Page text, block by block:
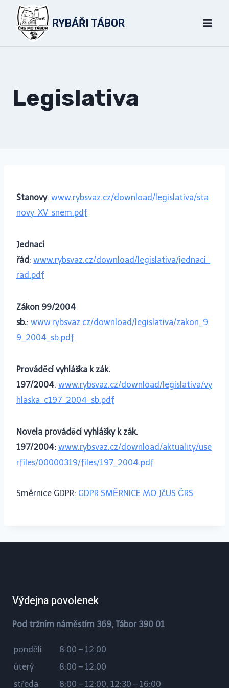
Přeskočit
RYBÁŘI TÁBOR
Legislativa
Stanovy: www.rybsvaz.cz/download/legislativa/sta
novy_XV_snem.pdf
Jednací
řád: www.rybsvaz.cz/download/legislativa/jednaci_
rad.pdf
Zákon 99/2004
sb.: www.rybsvaz.cz/download/legislativa/zakon_9
9_2004_sb.pdf
Prováděcí vyhláška k zák.
197/2004: www.rybsvaz.cz/download/legislativa/vy
hlaska_c197_2004_sb.pdf
Novela prováděcí vyhlášky k zák.
197/2004: www.rybsvaz.cz/download/aktuality/use
rfiles/00000319/files/197_2004.pdf
Směrnice GDPR: GDPR SMĚRNICE MO JčUS ČRS
Výdejna povolenek
Pod tržním náměstím 369, Tábor 390 01
pondělí
8:00 – 12:00
úterý
8:00 – 12:00
středa
8:00 – 12:00, 12:30 – 16:00